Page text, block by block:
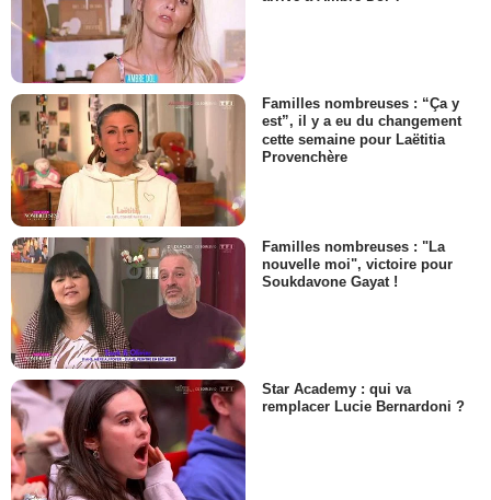
Familles nombreuses : “Ça y
est”, il y a eu du changement
cette semaine pour Laëtitia
Provenchère
Familles nombreuses : "La
nouvelle moi", victoire pour
Soukdavone Gayat !
Star Academy : qui va
remplacer Lucie Bernardoni ?